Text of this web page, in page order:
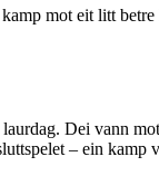
mot eit litt
Dei vann
– ein